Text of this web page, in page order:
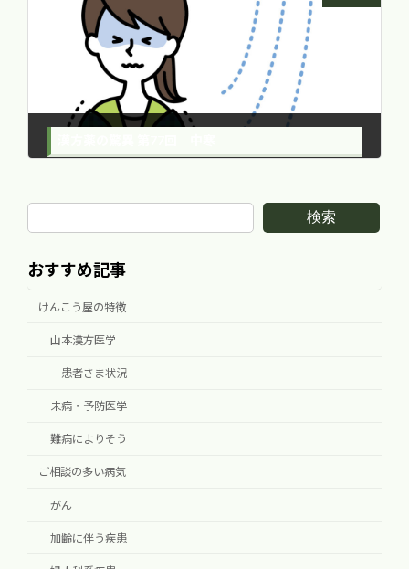
検索
おすすめ記事
けんこう屋の特徴
山本漢方医学
患者さま状況
未病・予防医学
難病によりそう
ご相談の多い病気
がん
加齢に伴う疾患